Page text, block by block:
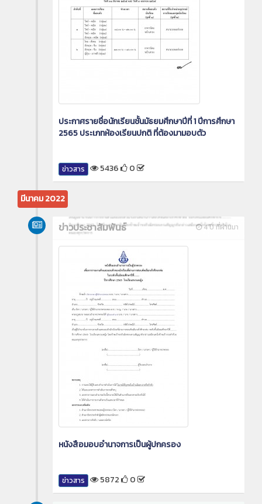
ประกาศรายชื่อนักเรียนชั้นมัธยมศึกษาปีที่ 1 ปีการศึกษา
2565 ประเภทห้องเรียนปกติ ที่ต้องมามอบตัว
ข่าวสาร 5436 0
มีนาคม 2022
4 ปี ที่ผ่านมา
ข่าวประชาสัมพันธ์
หนังสือมอบอำนาจการเป็นผู้ปกครอง
ข่าวสาร 5872 0